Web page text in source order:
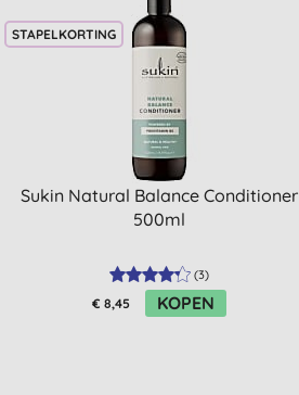
STAPELKORTING
Sukin Natural Balance Conditioner
500ml
(3)
€ 8,45 KOPEN